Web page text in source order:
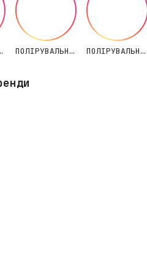
ПОВІТРЯ ПОЛІРУВАЛЬНІ МАШИНКИ ПОЛІРУВАЛЬНІ ПАСТИ/ КРУГИ